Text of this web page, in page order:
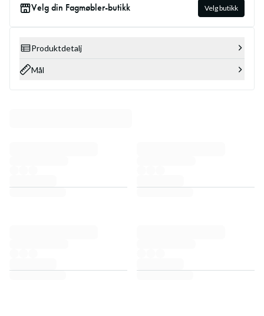
Velg din Fagmøbler-butikk Velg butikk
Produktdetalj
Mål